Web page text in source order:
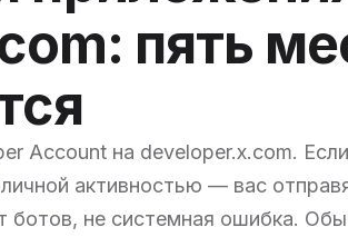
пять
Account на developer.x.com.
активностью — вас
ботов, не системная ошибка.